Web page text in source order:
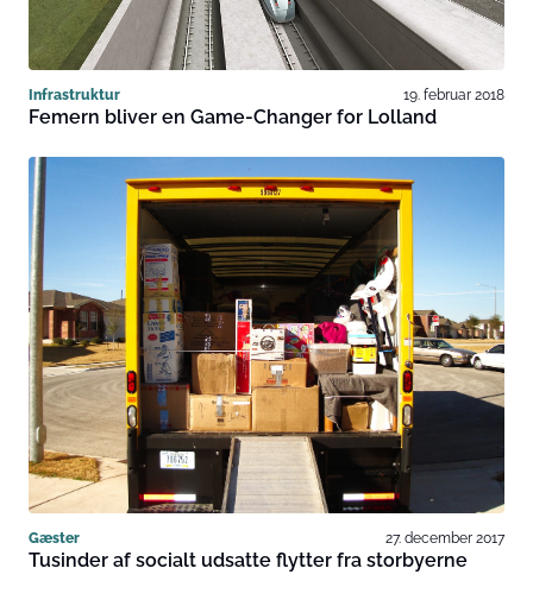
Infrastruktur 19. februar 2018
Femern bliver en Game-Changer for Lolland
Gæster 27. december 2017
Tusinder af socialt udsatte flytter fra storbyerne